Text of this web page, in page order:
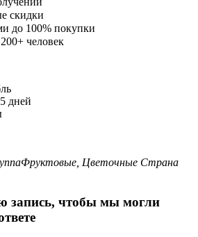
скидки
до 100% покупки
человек
дней
Фруктовые, Цветочные Страна
запись, чтобы мы могли